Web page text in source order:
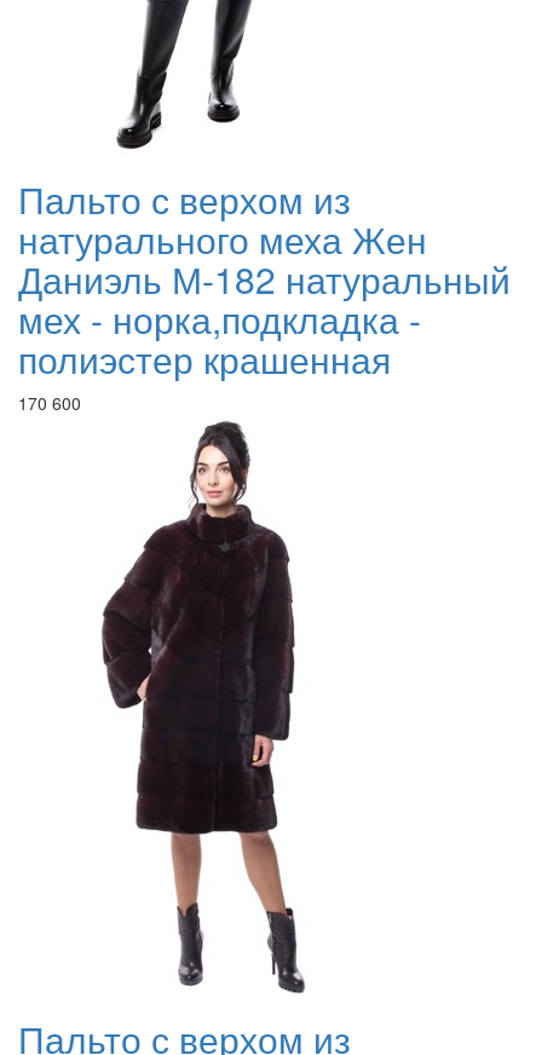
Пальто с верхом из
натурального меха Жен
Даниэль М-182 натуральный
мех - норка,подкладка -
полиэстер крашенная
170 600
Пальто с верхом из